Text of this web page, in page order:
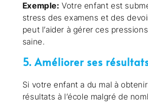
Exemple: Votre enfant est
stress des examens et des
peut l’aider à gérer ces
saine.
5. Améliorer ses
Si votre enfant a du mal à
résultats à l’école malgré de